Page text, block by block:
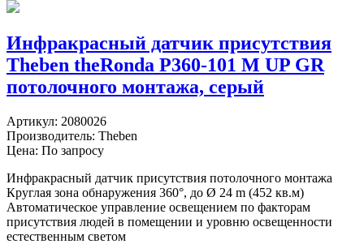
Инфракрасный датчик присутствия
Theben theRonda P360-101 M UP GR
потолочного монтажа, серый
Артикул: 2080026
Производитель: Theben
Цена: По запросу
Инфракрасный датчик присутствия потолочного монтажа
Круглая зона обнаружения 360°, до Ø 24 m (452 кв.м)
Автоматическое управление освещением по факторам
присутствия людей в помещении и уровню освещенности
естественным светом